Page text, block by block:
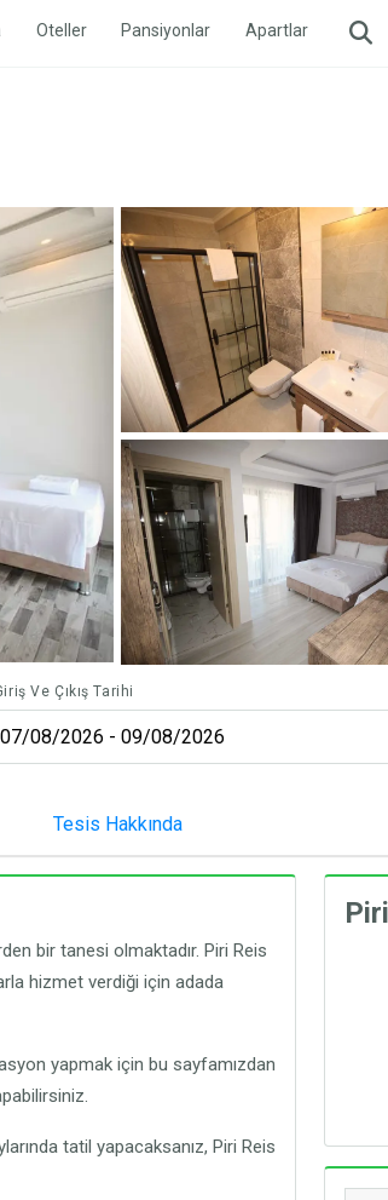
Oteller Pansiyonlar Apartlar
Ve Çıkış Tarihi
Tesis Hakkında
bir tanesi olmaktadır. Piri Reis
hizmet verdiği için adada
yapmak için bu sayfamızdan
tatil yapacaksanız, Piri Reis